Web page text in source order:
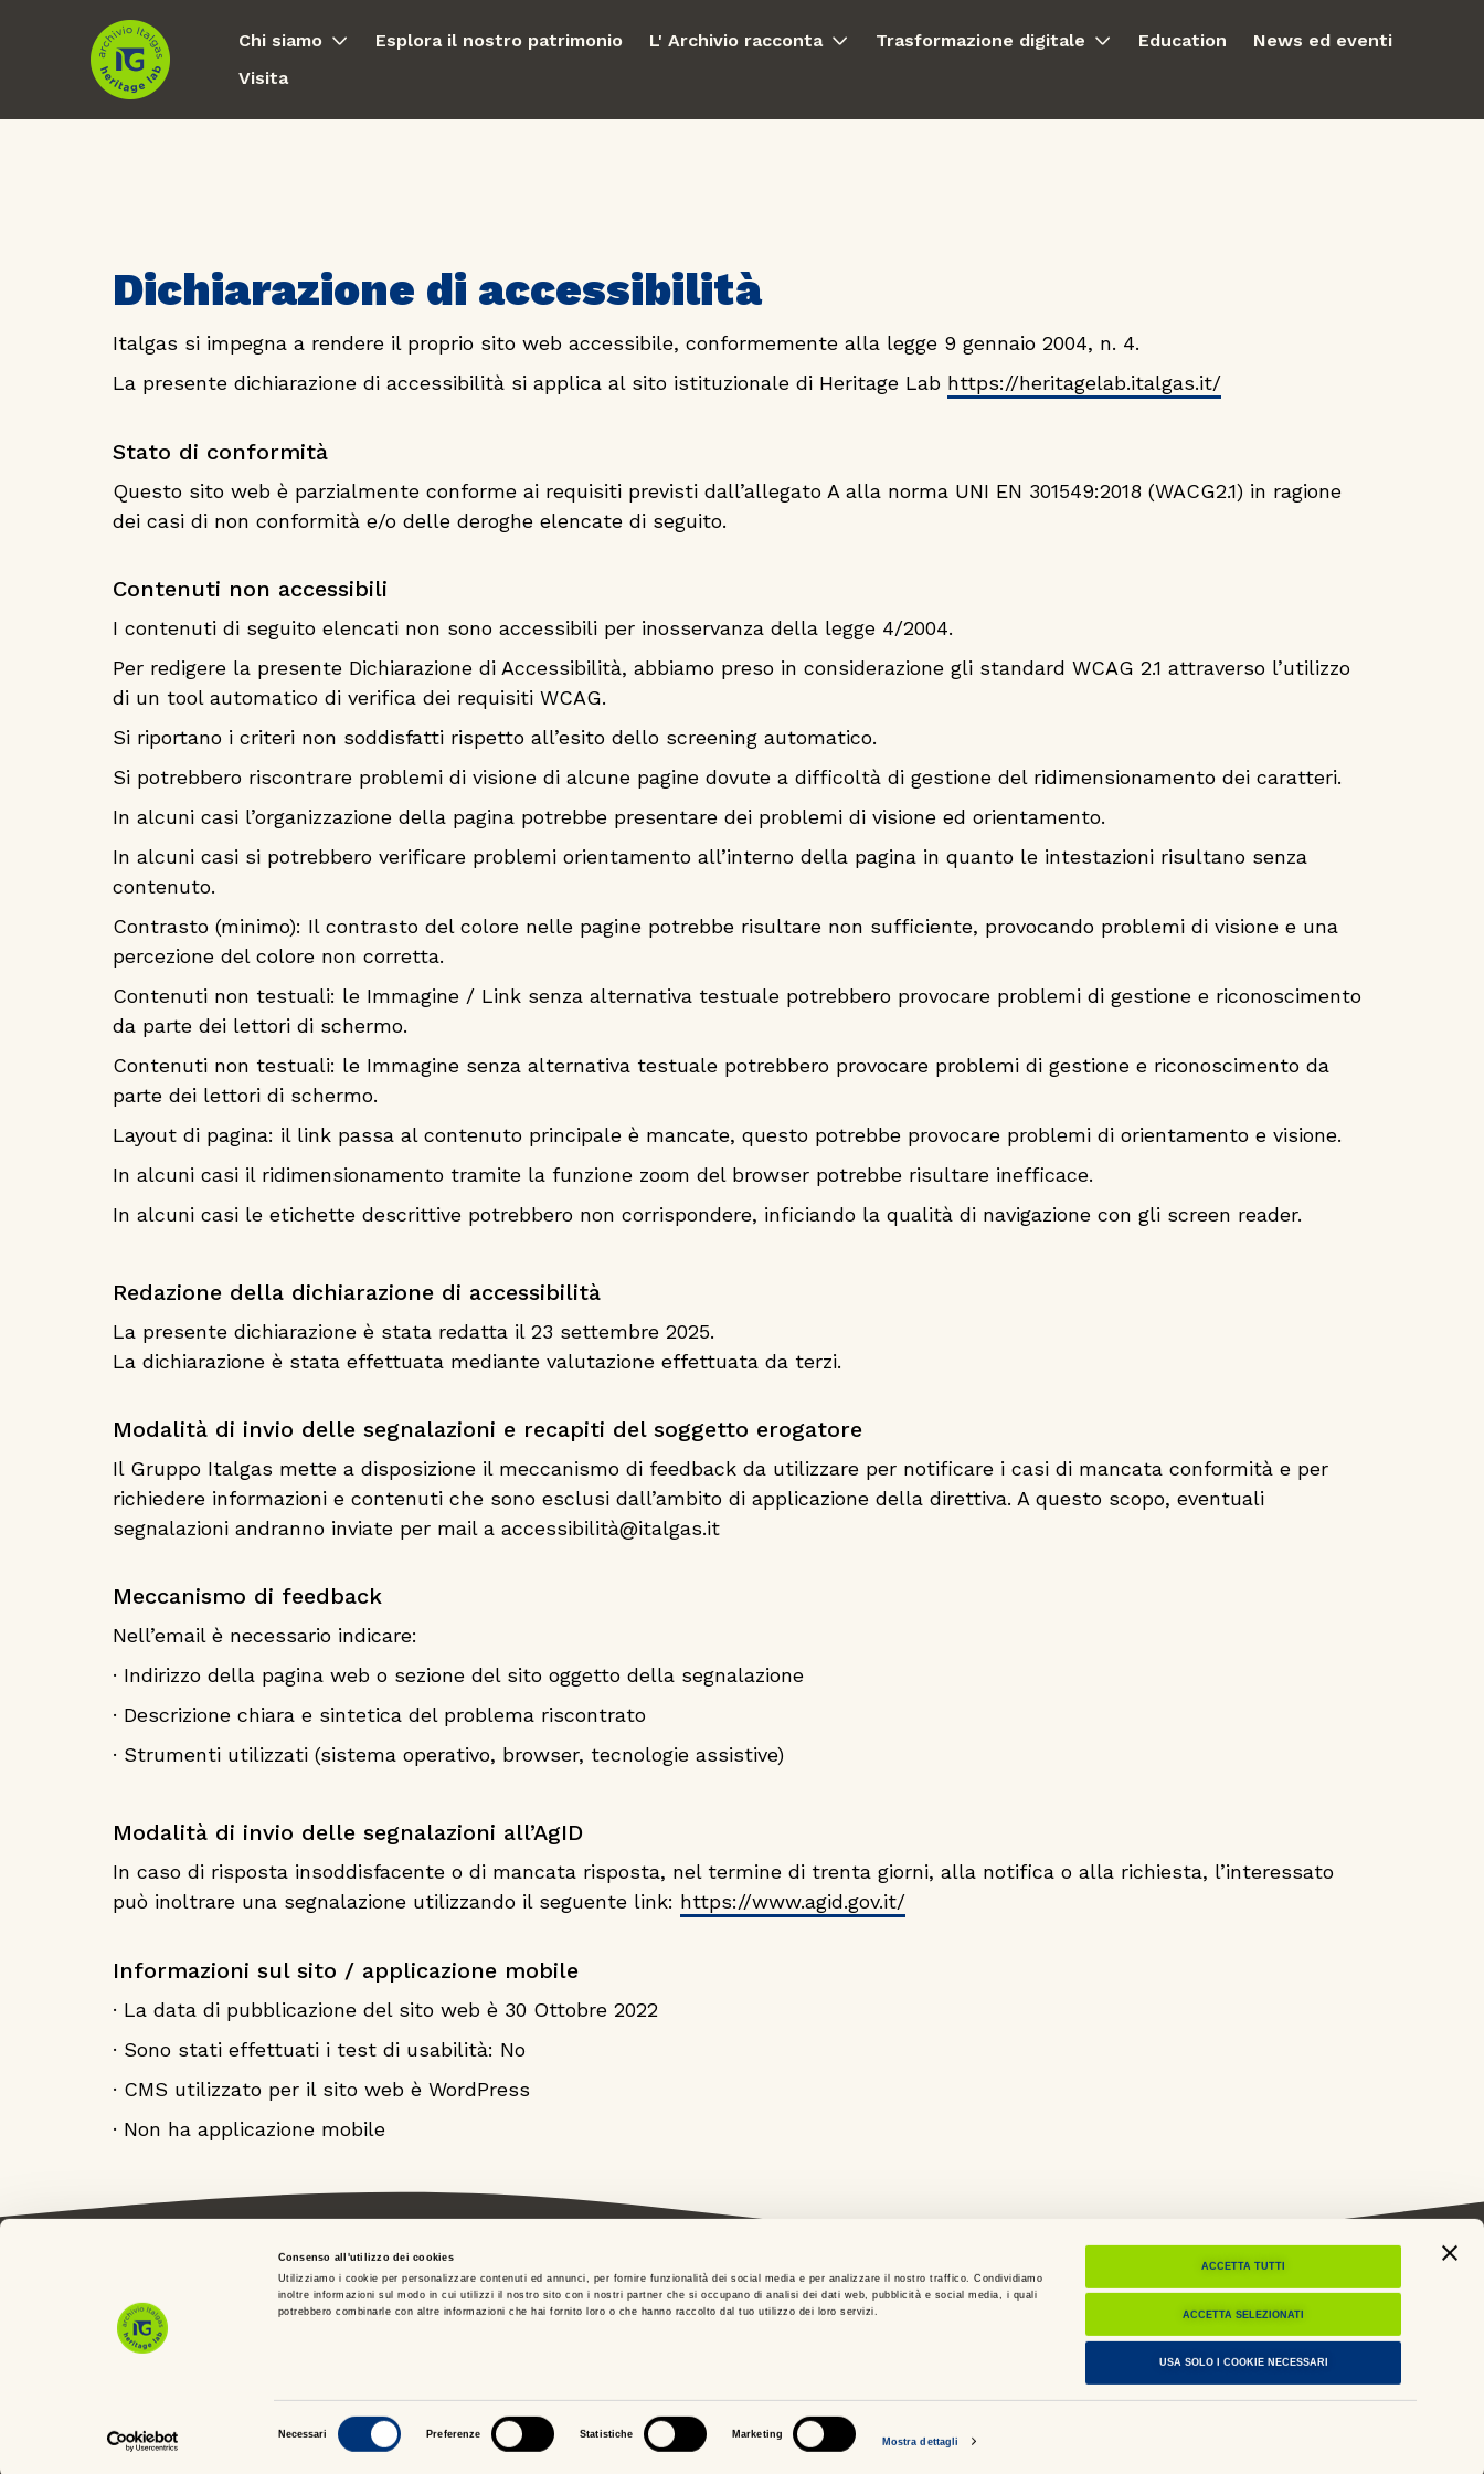
Consenso all'utilizzo dei cookies
Utilizziamo i cookie per personalizzare contenuti ed annunci, per fornire funzionalità dei social media e per analizzare il nostro traffico. Condividiamo
inoltre informazioni sul modo in cui utilizzi il nostro sito con i nostri partner che si occupano di analisi dei dati web, pubblicità e social media, i quali
potrebbero combinarle con altre informazioni che hai fornito loro o che hanno raccolto dal tuo utilizzo dei loro servizi.
Necessari Preferenze Statistiche Marketing
Mostra dettagli
ACCETTA TUTTI
ACCETTA SELEZIONATI
USA SOLO I COOKIE NECESSARI
Chi siamo Esplora il nostro patrimonio L' Archivio racconta Trasformazione digitale Education
News ed eventi
Visita
Dichiarazione di accessibilità
Italgas si impegna a rendere il proprio sito web accessibile, conformemente alla legge 9 gennaio 2004, n. 4.
La presente dichiarazione di accessibilità si applica al sito istituzionale di Heritage Lab https://heritagelab.italgas.it/
Stato di conformità
Questo sito web è parzialmente conforme ai requisiti previsti dall’allegato A alla norma UNI EN 301549:2018 (WACG2.1) in ragione
dei casi di non conformità e/o delle deroghe elencate di seguito.
Contenuti non accessibili
I contenuti di seguito elencati non sono accessibili per inosservanza della legge 4/2004.
Per redigere la presente Dichiarazione di Accessibilità, abbiamo preso in considerazione gli standard WCAG 2.1 attraverso l’utilizzo
di un tool automatico di verifica dei requisiti WCAG.
Si riportano i criteri non soddisfatti rispetto all’esito dello screening automatico.
Si potrebbero riscontrare problemi di visione di alcune pagine dovute a difficoltà di gestione del ridimensionamento dei caratteri.
In alcuni casi l’organizzazione della pagina potrebbe presentare dei problemi di visione ed orientamento.
In alcuni casi si potrebbero verificare problemi orientamento all’interno della pagina in quanto le intestazioni risultano senza
contenuto.
Contrasto (minimo): Il contrasto del colore nelle pagine potrebbe risultare non sufficiente, provocando problemi di visione e una
percezione del colore non corretta.
Contenuti non testuali: le Immagine / Link senza alternativa testuale potrebbero provocare problemi di gestione e riconoscimento
da parte dei lettori di schermo.
Contenuti non testuali: le Immagine senza alternativa testuale potrebbero provocare problemi di gestione e riconoscimento da
parte dei lettori di schermo.
Layout di pagina: il link passa al contenuto principale è mancate, questo potrebbe provocare problemi di orientamento e visione.
In alcuni casi il ridimensionamento tramite la funzione zoom del browser potrebbe risultare inefficace.
In alcuni casi le etichette descrittive potrebbero non corrispondere, inficiando la qualità di navigazione con gli screen reader.
Redazione della dichiarazione di accessibilità
La presente dichiarazione è stata redatta il 23 settembre 2025.
La dichiarazione è stata effettuata mediante valutazione effettuata da terzi.
Modalità di invio delle segnalazioni e recapiti del soggetto erogatore
Il Gruppo Italgas mette a disposizione il meccanismo di feedback da utilizzare per notificare i casi di mancata conformità e per
richiedere informazioni e contenuti che sono esclusi dall’ambito di applicazione della direttiva. A questo scopo, eventuali
segnalazioni andranno inviate per mail a accessibilità@italgas.it
Meccanismo di feedback
Nell’email è necessario indicare:
· Indirizzo della pagina web o sezione del sito oggetto della segnalazione
· Descrizione chiara e sintetica del problema riscontrato
· Strumenti utilizzati (sistema operativo, browser, tecnologie assistive)
Modalità di invio delle segnalazioni all’AgID
In caso di risposta insoddisfacente o di mancata risposta, nel termine di trenta giorni, alla notifica o alla richiesta, l’interessato
può inoltrare una segnalazione utilizzando il seguente link: https://www.agid.gov.it/
Informazioni sul sito / applicazione mobile
· La data di pubblicazione del sito web è 30 Ottobre 2022
· Sono stati effettuati i test di usabilità: No
· CMS utilizzato per il sito web è WordPress
· Non ha applicazione mobile
Sito del gruppo Privacy Heritage Lab Italgas
Corso Palermo 4, 10153, Torino
Italgas S.p.A. • Società aderente al “gruppo IVA Italgas”, P.I. 10538260968 – ©2021 Italgas S.p.A.